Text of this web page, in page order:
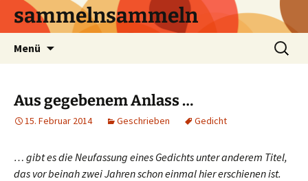
sammelnsammeln
Menü
Suchen
nach:
Aus gegebenem Anlass …
15. Februar 2014 Geschrieben Gedicht
… gibt es die Neufassung eines Gedichts unter anderem Titel,
das vor beinah zwei Jahren schon einmal hier erschienen ist.